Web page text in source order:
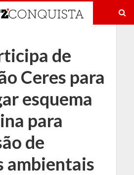
de
Ceres para
esquema
para
de
ambientais